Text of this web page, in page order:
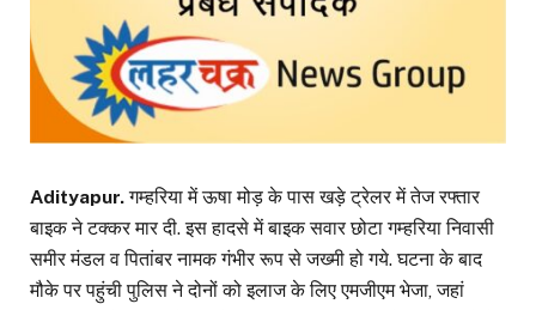
Adityapur.गम्हरिया में ऊषा मोड़ के पास खड़े ट्रेलर में तेज रफ्तार
बाइक ने टक्कर मार दी. इस हादसे में बाइक सवार छोटा गम्हरिया निवासी
समीर मंडल व पितांबर नामक गंभीर रूप से जख्मी हो गये. घटना के बाद
मौके पर पहुंची पुलिस ने दोनों को इलाज के लिए एमजीएम भेजा, जहां